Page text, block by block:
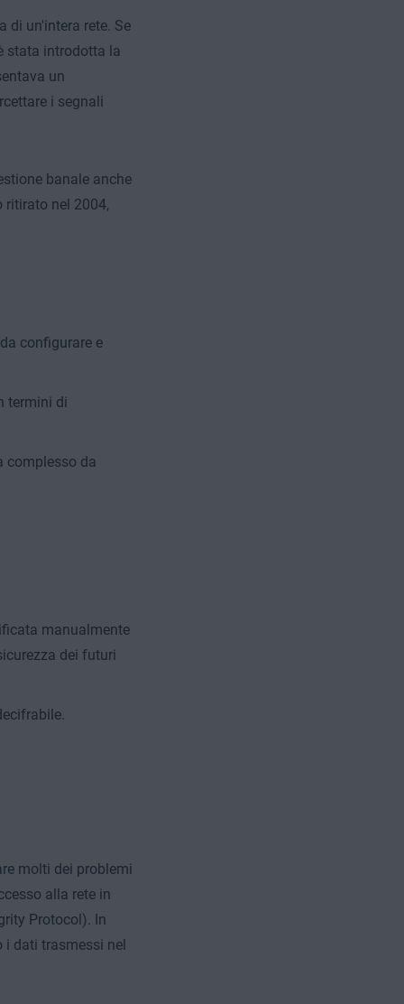
di un'intera rete. Se
stata introdotta la
un
i segnali
banale anche
ritirato nel 2004,
configurare e
termini di
complesso da
manualmente
dei futuri
molti dei problemi
alla rete in
Protocol). In
i dati trasmessi nel